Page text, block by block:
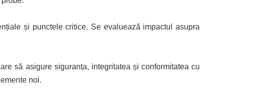
și punctele critice. Se evaluează impactul asupra
să asigure siguranța, integritatea și conformitatea cu
noi.